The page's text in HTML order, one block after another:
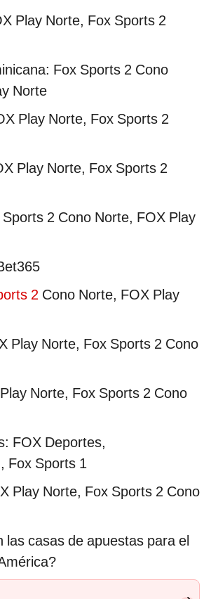
Play Norte, Fox Sports 2
Fox Sports 2 Cono
Norte
Play Norte, Fox Sports 2
Play Norte, Fox Sports 2
2 Cono Norte, FOX Play
2 Cono Norte, FOX Play
Play Norte, Fox Sports 2 Cono
Norte, Fox Sports 2 Cono
FOX Deportes,
Fox Sports 1
Play Norte, Fox Sports 2 Cono
las casas de apuestas para el